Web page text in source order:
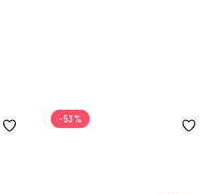
-53%